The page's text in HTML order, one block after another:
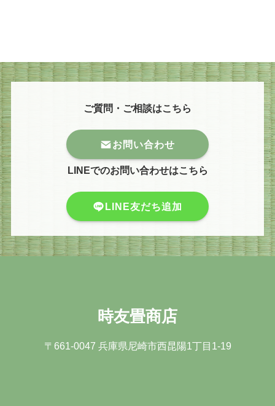
ご質問・ご相談はこちら
お問い合わせ
LINEでのお問い合わせはこちら
LINE友だち追加
時友畳商店
〒661-0047 兵庫県尼崎市⻄昆陽1丁⽬1-19